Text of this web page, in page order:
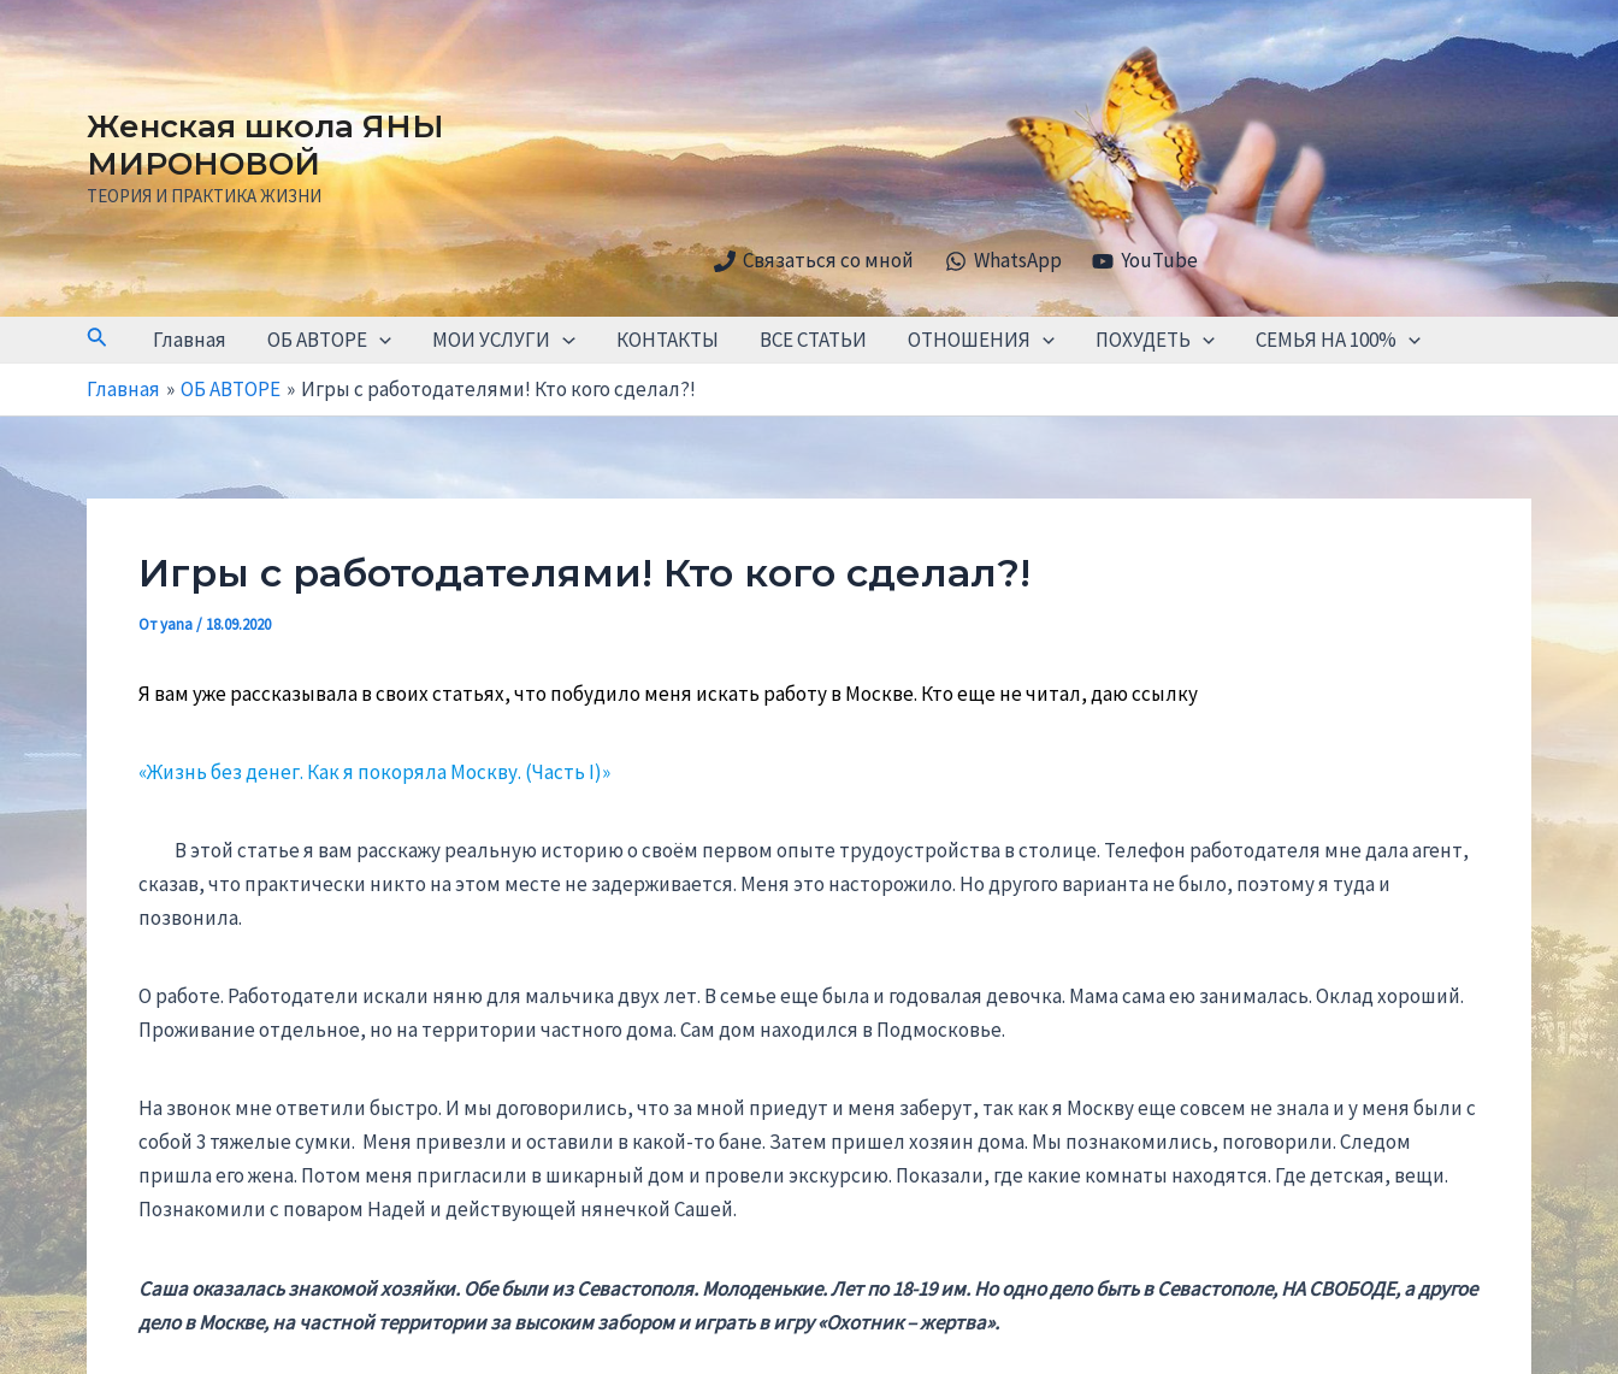
Перейти
к
содержимому
Женская школа ЯНЫ
МИРОНОВОЙ
ТЕОРИЯ И ПРАКТИКА ЖИЗНИ
Связаться со мной WhatsApp YouTube
Поиск Главная ОБ АВТОРЕ МОИ УСЛУГИ КОНТАКТЫ ВСЕ СТАТЬИ ОТНОШЕНИЯ ПОХУДЕТЬ
СЕМЬЯ НА 100%
Главная
ОБ АВТОРЕ Игры с работодателями! Кто кого сделал?!
Игры с работодателями! Кто кого сделал?!
Отyana/ 18.09.2020
Я вам уже рассказывала в своих статьях, что побудило меня искать работу в Москве. Кто еще не читал, даю ссылку
«Жизнь без денег. Как я покоряла Москву. (Часть I)»
В этой статье я вам расскажу реальную историю о своём первом опыте трудоустройства в столице. Телефон работодателя мне дала агент,
сказав, что практически никто на этом месте не задерживается. Меня это насторожило. Но другого варианта не было, поэтому я туда и
позвонила.
О работе. Работодатели искали няню для мальчика двух лет. В семье еще была и годовалая девочка. Мама сама ею занималась. Оклад хороший.
Проживание отдельное, но на территории частного дома. Сам дом находился в Подмосковье.
На звонок мне ответили быстро. И мы договорились, что за мной приедут и меня заберут, так как я Москву еще совсем не знала и у меня были с
собой 3 тяжелые сумки. Меня привезли и оставили в какой-то бане. Затем пришел хозяин дома. Мы познакомились, поговорили. Следом
пришла его жена. Потом меня пригласили в шикарный дом и провели экскурсию. Показали, где какие комнаты находятся. Где детская, вещи.
Познакомили с поваром Надей и действующей нянечкой Сашей.
Саша оказалась знакомой хозяйки. Обе были из Севастополя. Молоденькие. Лет по 18-19 им. Но одно дело быть в Севастополе, НА СВОБОДЕ, а другое
дело в Москве, на частной территории за высоким забором и играть в игру «Охотник – жертва».